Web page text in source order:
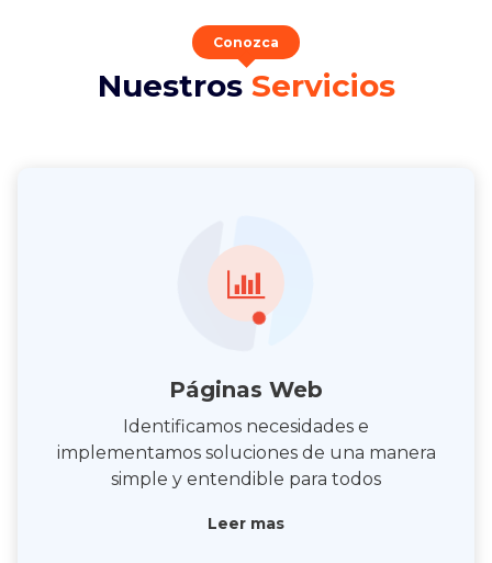
Conozca
Nuestros Servicios
Páginas Web
Identificamos necesidades e
implementamos soluciones de una manera
simple y entendible para todos
Leer mas